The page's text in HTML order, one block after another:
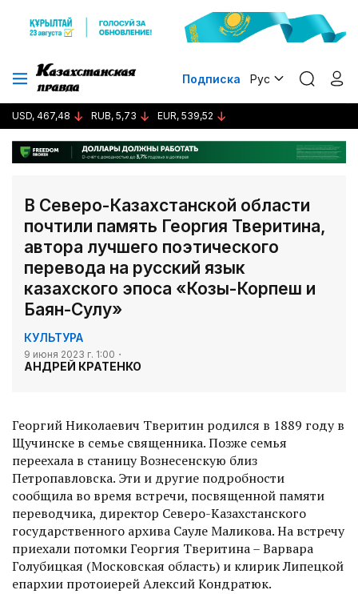
Подписка Рус
USD, 467,48 RUB, 5,73 EUR, 539,52
В Северо-Казахстанской области
почтили память Георгия Тверитина,
автора лучшего поэтического
перевода на русский язык
казахского эпоса «Козы-Корпеш и
Баян-Сулу»
КУЛЬТУРА
9 июня 2023 г. 1:00
АНДРЕЙ КРАТЕНКО
Георгий Николаевич Тверитин родился в 1889 году в
Щучинске в семье священника. Позже семья
переехала в станицу Вознесенскую близ
Петропавловска. Эти и другие подробности
сообщила во время встречи, посвященной памяти
переводчика, директор Северо-Казахстанского
государственного архива Сауле Маликова. На встречу
приехали потомки Георгия Тверитина – Варвара
Голубицкая (Московская область) и клирик Липецкой
епархии протоиерей Алексий Кондратюк.